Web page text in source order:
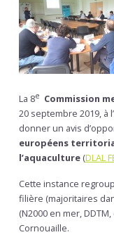
La 8e Commission
20 septembre 2019, à
donner un avis
européens
l’aquaculture (DLAL
Cette instance
filière (majoritaires
(N2000 en mer,
Cornouaille.